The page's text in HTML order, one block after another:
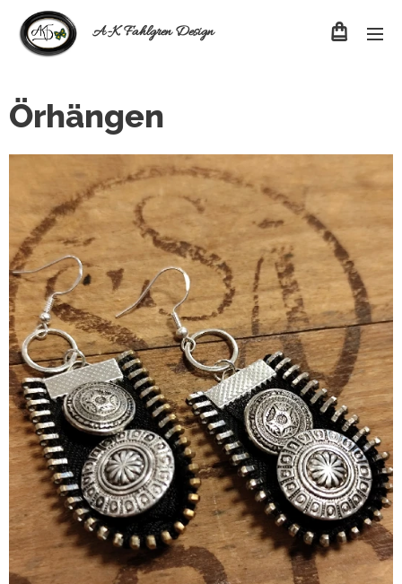
A-K Fahlgren Design
Örhängen